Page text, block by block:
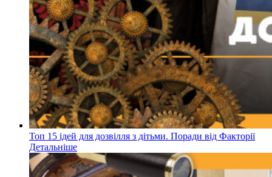
Топ 15 ідей для дозвілля з дітьми. Поради від Факторії
Детальніше